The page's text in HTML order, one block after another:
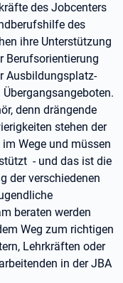
des Jobcenters
des
ihre Unterstützung
Berufsorientierung
Ausbildungsplatz-
denn drängende
stehen der
Wege und müssen
- und das ist die
der verschiedenen
beraten werden
Weg zum richtigen
Lehrkräften oder
in der JBA